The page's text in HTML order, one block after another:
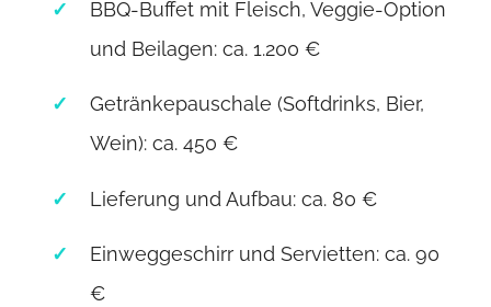
BBQ-Buffet mit Fleisch, Veggie-Option
und Beilagen: ca. 1.200 €
Getränkepauschale (Softdrinks, Bier,
Wein): ca. 450 €
Lieferung und Aufbau: ca. 80 €
Einweggeschirr und Servietten: ca. 90
€